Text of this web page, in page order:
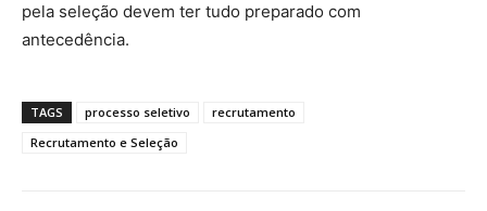
pela seleção devem ter tudo preparado com
antecedência.
TAGS processo seletivo
recrutamento
Recrutamento e Seleção